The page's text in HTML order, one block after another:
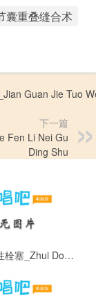
囊重叠缝合术
Guan Jie Tuo
下一篇
Fen Li Nei Gu
Ding Shu
椎动脉创伤性栓塞_Zhui Dong Mai Chuang Shang Xing Shuan Sai